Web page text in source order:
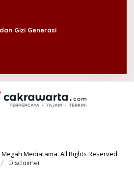
Gizi Generasi
Mediatama. All Rights Reserved.
Disclaimer